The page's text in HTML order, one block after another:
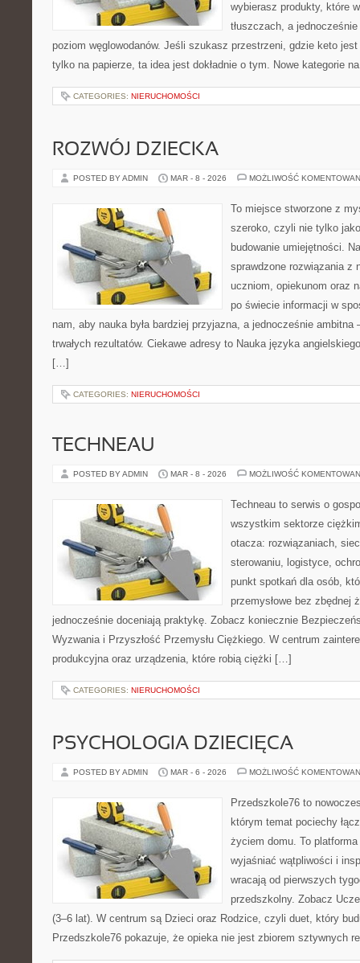
wybierasz produkty, które
tłuszczach, a
poziom węglowodanów. Jeśli szukasz przestrzeni, gdzie keto
tylko na papierze, ta idea jest dokładnie o tym. Nowe kategorie
CATEGORIES: NIERUCHOMOŚCI
ROZWÓJ DZIECKA
POSTED BY ADMIN MAR - 8 - 2026 MOŻLIWOŚĆ
To miejsce stworzone z
szeroko, czyli nie tylko
budowanie umiejętności.
sprawdzone rozwiązania z
uczniom, opiekunom oraz
po świecie informacji w
nam, aby nauka była bardziej przyjazna, a jednocześnie ambitna
trwałych rezultatów. Ciekawe adresy to Nauka języka
[…]
CATEGORIES: NIERUCHOMOŚCI
TECHNEAU
POSTED BY ADMIN MAR - 8 - 2026 MOŻLIWOŚĆ
Techneau to serwis o
wszystkim sektorze
otacza: rozwiązaniach,
sterowaniu, logistyce,
punkt spotkań dla osób,
przemysłowe bez zbędnej
jednocześnie doceniają praktykę. Zobacz koniecznie
Wyzwania i Przyszłość Przemysłu Ciężkiego. W centrum
produkcyjna oraz urządzenia, które robią ciężki […]
CATEGORIES: NIERUCHOMOŚCI
PSYCHOLOGIA DZIECIĘCA
POSTED BY ADMIN MAR - 6 - 2026 MOŻLIWOŚĆ
Przedszkole76 to
którym temat pociechy
życiem domu. To
wyjaśniać wątpliwości i
wracają od pierwszych
przedszkolny. Zobacz
(3–6 lat). W centrum są Dzieci oraz Rodzice, czyli duet, który
Przedszkole76 pokazuje, że opieka nie jest zbiorem sztywnych